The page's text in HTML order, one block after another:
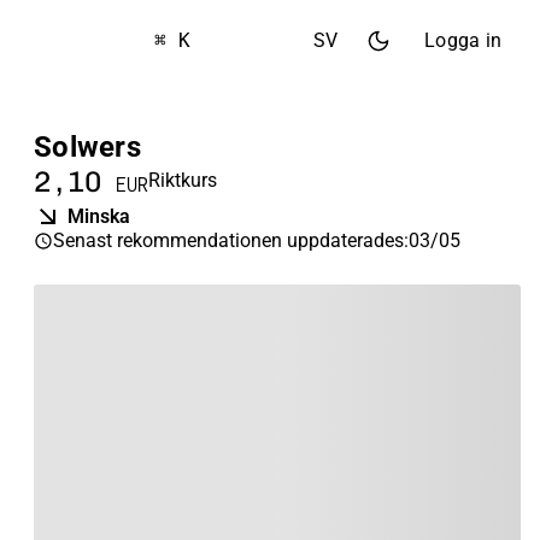
⌘ K SV Logga in
Solwers
2,10 EURRiktkurs
Minska
Senast rekommendationen uppdaterades:03/05